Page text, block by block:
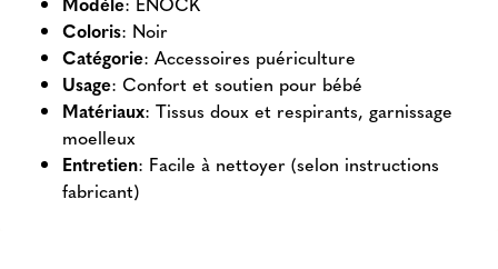
Coloris: Noir
Catégorie: Accessoires puériculture
Usage: Confort et soutien pour bébé
Matériaux: Tissus doux et respirants, garnissage
moelleux
Entretien: Facile à nettoyer (selon instructions
fabricant)